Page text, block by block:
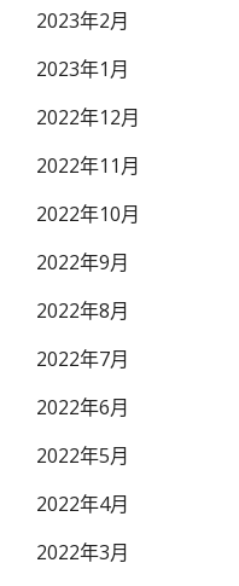
2023年2月
2023年1月
2022年12月
2022年11月
2022年10月
2022年9月
2022年8月
2022年7月
2022年6月
2022年5月
2022年4月
2022年3月